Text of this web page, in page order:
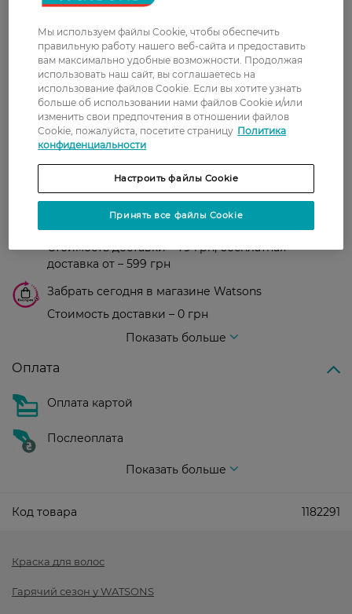
0
З 0 відгуків
0 відгуків
Доставка
В отделение Новой почты - 99 грн, бесплатно
от 699 грн
Стоимость доставки – 79 грн, бесплатная
доставка от – 599 грн
Забрать сегодня в магазине Watsons
Стоимость доставки – 0 грн
Показать больше
Оплата
Оплата картой
Послеоплата
Показать больше
Код товара 1182291
Краска для волос
Гарячий сезон у WATSONS
Мы используем файлы Cookie, чтобы обеспечить
правильную работу нашего веб-сайта и предоставить
вам максимально удобные возможности. Продолжая
использовать наш сайт, вы соглашаетесь на
использование файлов Cookie. Если вы хотите узнать
больше об использовании нами файлов Cookie и/или
изменить свои предпочтения в отношении файлов
Cookie, пожалуйста, посетите страницу Политика
конфиденциальности
Настроить файлы Cookie
Принять все файлы Cookie